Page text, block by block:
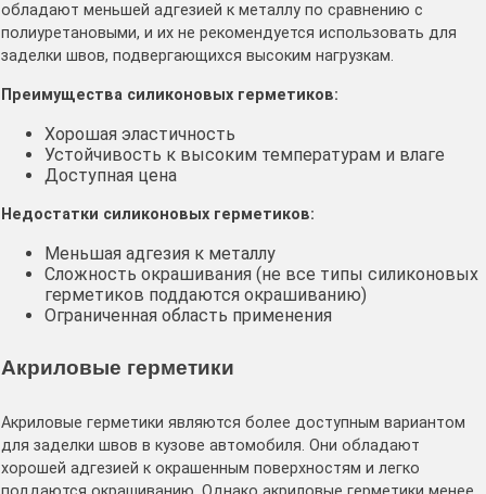
обладают меньшей адгезией к металлу по сравнению с
полиуретановыми, и их не рекомендуется использовать для
заделки швов, подвергающихся высоким нагрузкам․
Преимущества силиконовых герметиков:
Хорошая эластичность
Устойчивость к высоким температурам и влаге
Доступная цена
Недостатки силиконовых герметиков:
Меньшая адгезия к металлу
Сложность окрашивания (не все типы силиконовых
герметиков поддаются окрашиванию)
Ограниченная область применения
Акриловые герметики
Акриловые герметики являются более доступным вариантом
для заделки швов в кузове автомобиля․ Они обладают
хорошей адгезией к окрашенным поверхностям и легко